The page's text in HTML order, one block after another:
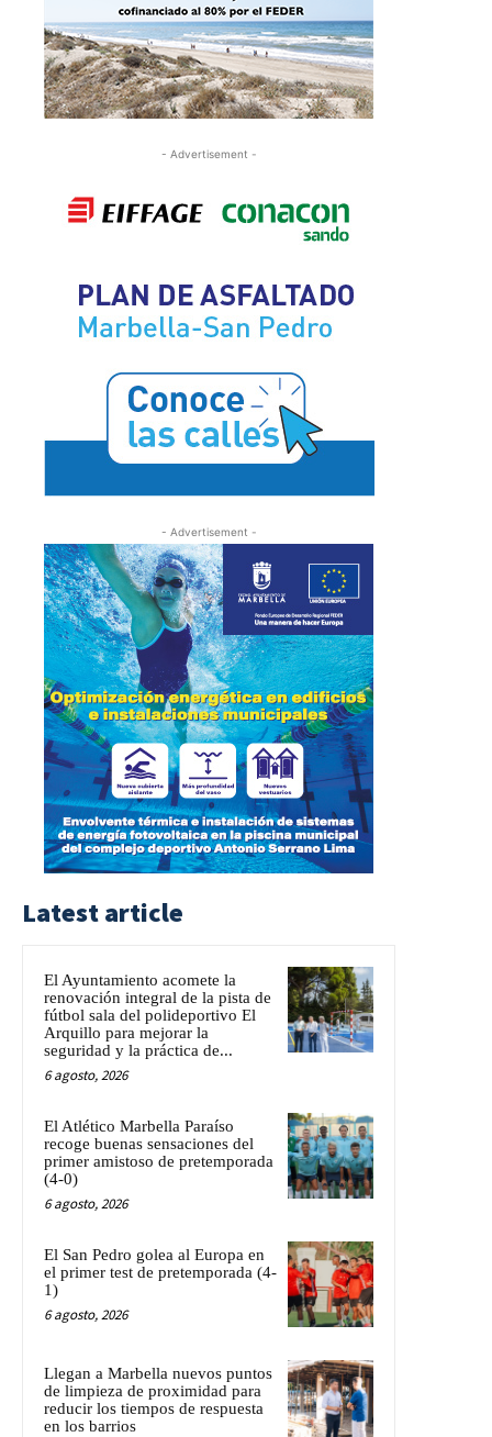
- Advertisement -
- Advertisement -
Latest article
El Ayuntamiento acomete la
renovación integral de la pista de
fútbol sala del polideportivo El
Arquillo para mejorar la
seguridad y la práctica de...
6 agosto, 2026
El Atlético Marbella Paraíso
recoge buenas sensaciones del
primer amistoso de pretemporada
(4-0)
6 agosto, 2026
El San Pedro golea al Europa en
el primer test de pretemporada (4-
1)
6 agosto, 2026
Llegan a Marbella nuevos puntos
de limpieza de proximidad para
reducir los tiempos de respuesta
en los barrios